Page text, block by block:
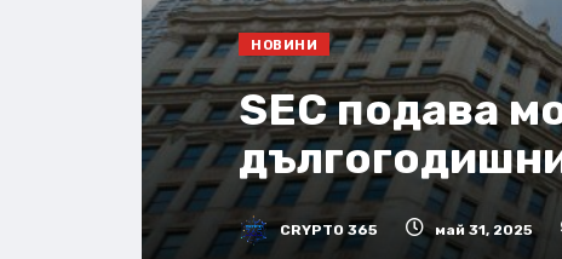
НОВИНИ
SEC подава
CRYPTO 365 май 31, 2025